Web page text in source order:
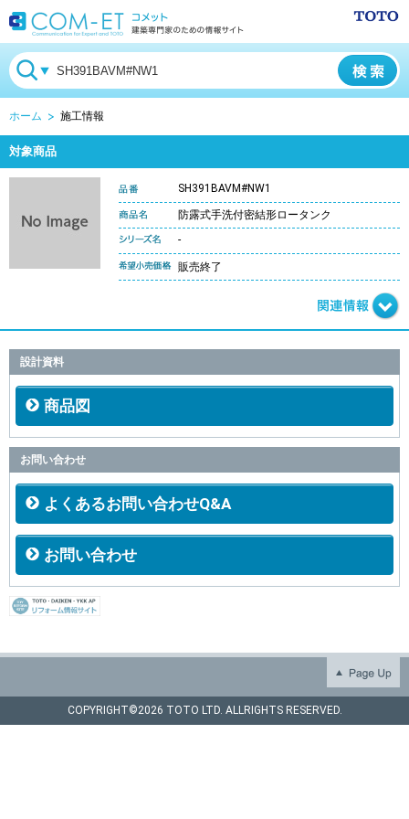
ホーム 施工情報
対象商品
SH391BAVM#NW1
防露式手洗付密結形ロータンク
-
販売終了
設計資料
商品図
お問い合わせ
よくあるお問い合わせQ&A
お問い合わせ
COPYRIGHT©2026 TOTO LTD. ALLRIGHTS RESERVED.